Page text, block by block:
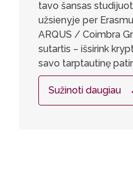
tavo šansas
užsienyje per
ARQUS / Coimbra
sutartis – išsirink
savo tarptautinę
Sužinoti daugiau